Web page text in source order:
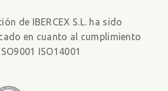
de IBERCEX S.L. ha sido
en cuanto al cumplimiento
ISO14001